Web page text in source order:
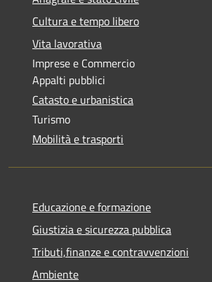
Cultura e tempo libero
Vita lavorativa
Imprese e Commercio
Appalti pubblici
Catasto e urbanistica
Turismo
Mobilità e trasporti
Educazione e formazione
Giustizia e sicurezza pubblica
Tributi,finanze e contravvenzioni
Ambiente